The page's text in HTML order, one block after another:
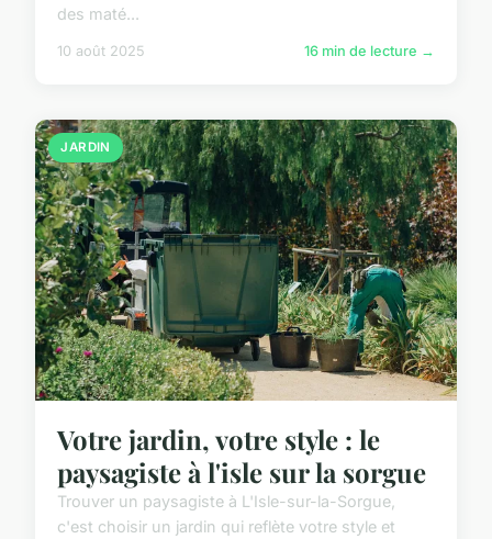
des maté...
10 août 2025 16 min de lecture →
JARDIN
Votre jardin, votre style : le
paysagiste à l'isle sur la sorgue
Trouver un paysagiste à L'Isle-sur-la-Sorgue,
c'est choisir un jardin qui reflète votre style et